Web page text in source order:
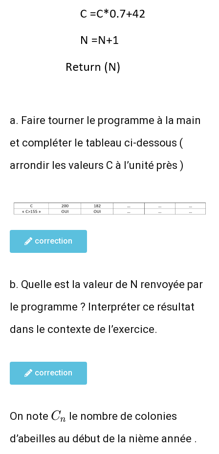
a. Faire tourner le programme à la main
et compléter le tableau ci-dessous (
arrondir les valeurs C à l’unité près )
correction
b. Quelle est la valeur de N renvoyée par
le programme ? Interpréter ce résultat
dans le contexte de l’exercice.
correction
On note C_n
Cn
le nombre de colonies
d’abeilles au début de la nième année .